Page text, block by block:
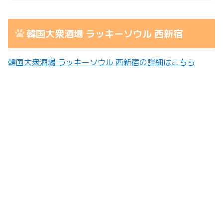
韓国大衆酒場 ラッキーソウル 西新宿
韓国大衆酒場 ラッキーソウル 西新宿の詳細はこちら